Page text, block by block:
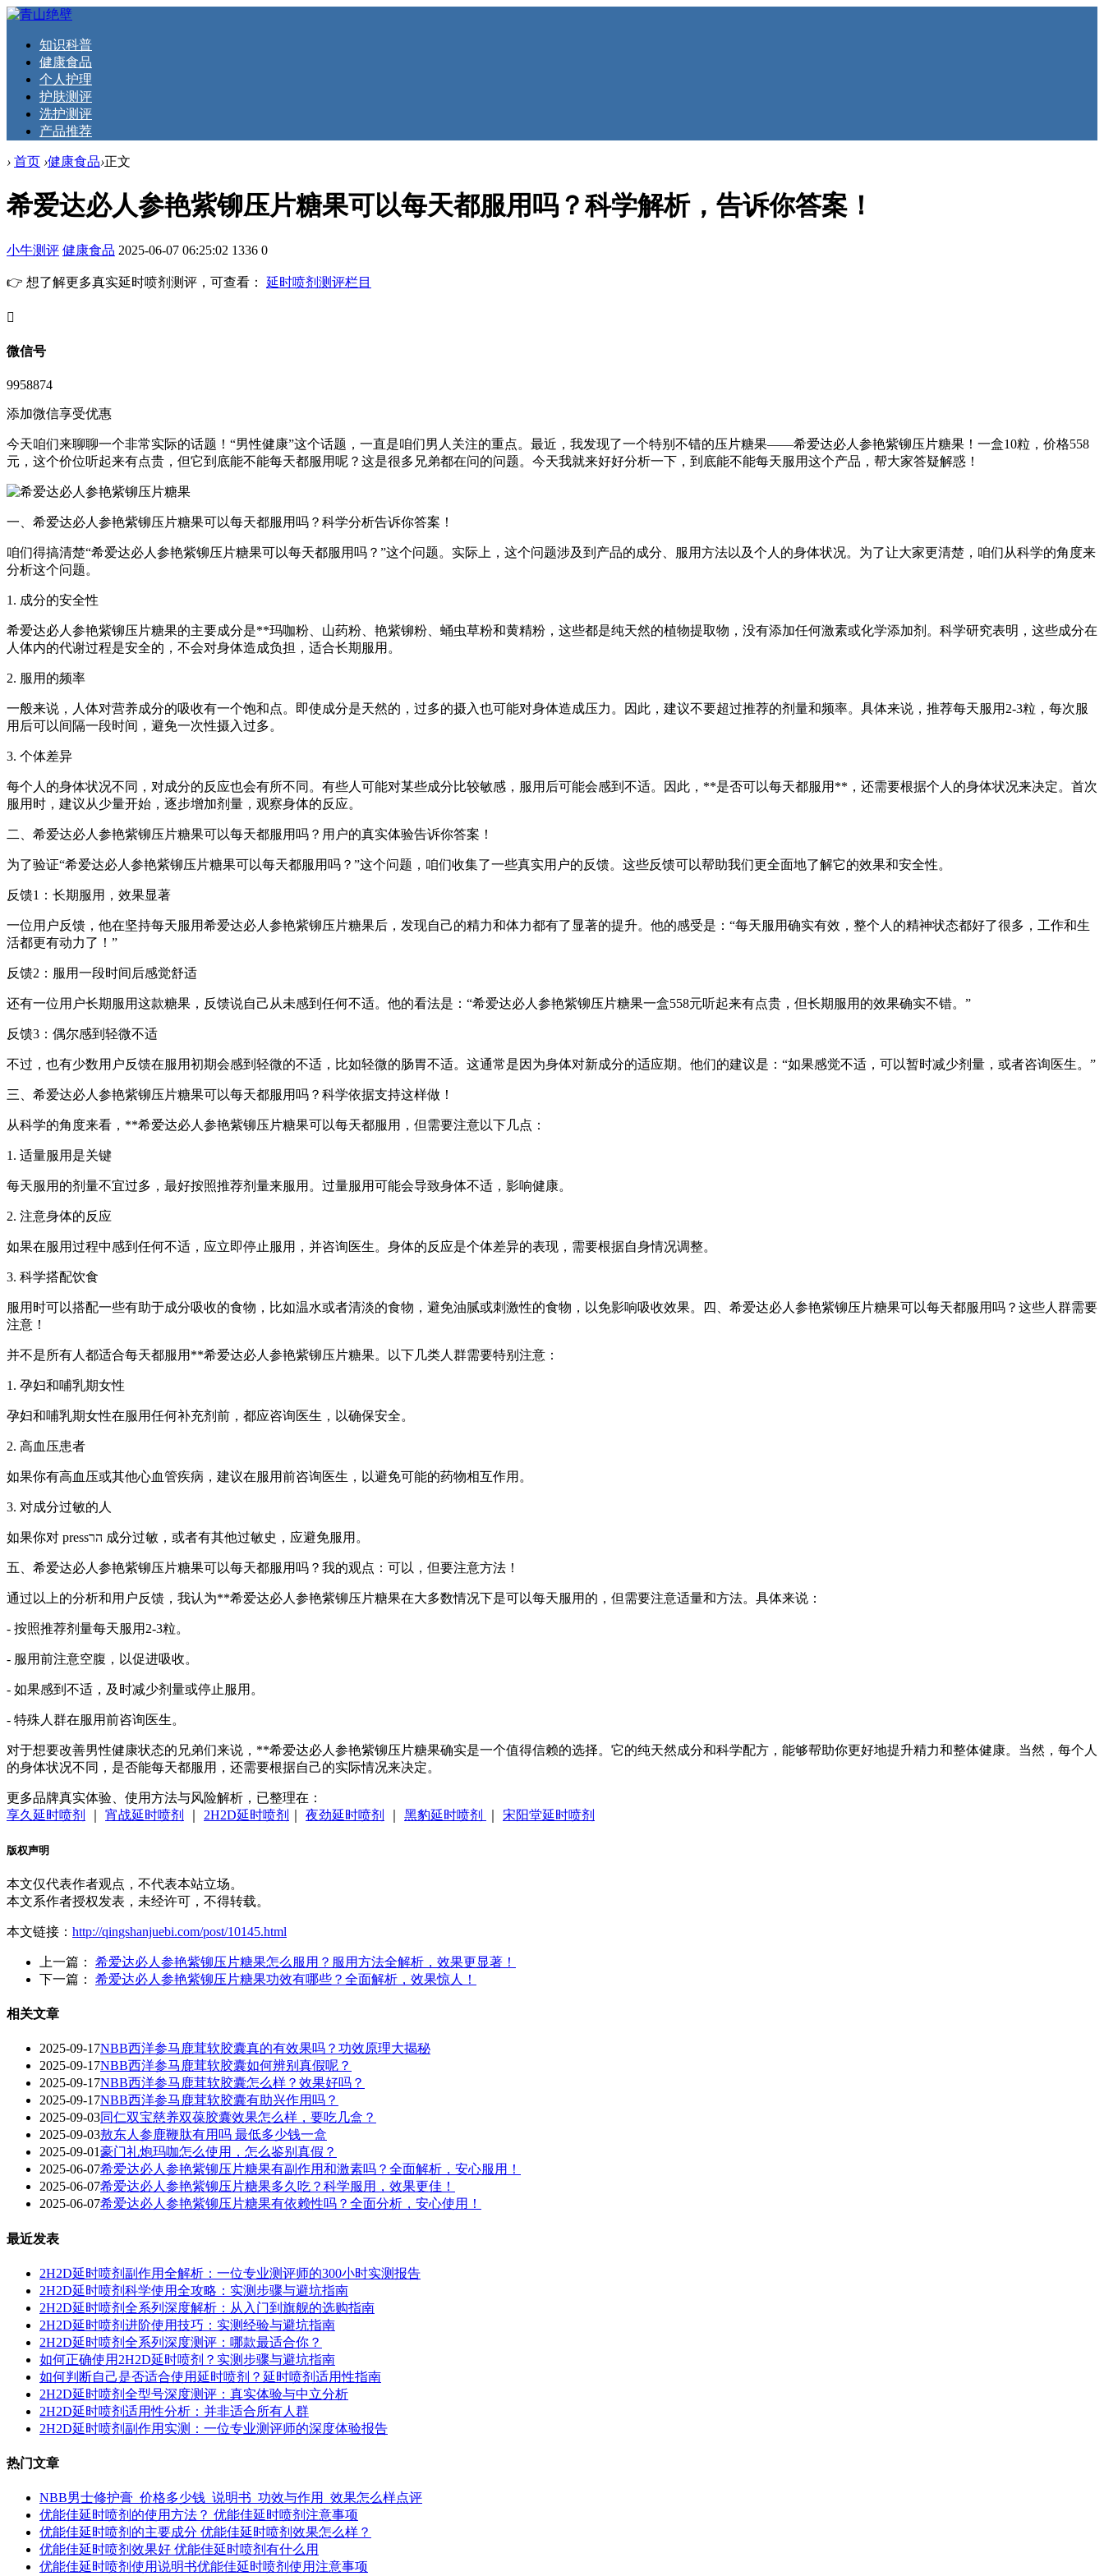
知识科普
健康食品
个人护理
护肤测评
洗护测评
产品推荐
› 首页 ›健康食品›正文
希爱达必人参艳紫铆压片糖果可以每天都服用吗？科学解析，告诉你答案！
小牛测评 健康食品 2025-06-07 06:25:02 1336 0
👉 想了解更多真实延时喷剂测评，可查看： 延时喷剂测评栏目
󦘖
微信号
9958874
添加微信享受优惠
今天咱们来聊聊一个非常实际的话题！“男性健康”这个话题，一直是咱们男人关注的重点。最近，我发现了一个特别不错的压片糖果——希爱达必人参艳紫铆压片糖果！一盒10粒，价格558
元，这个价位听起来有点贵，但它到底能不能每天都服用呢？这是很多兄弟都在问的问题。今天我就来好好分析一下，到底能不能每天服用这个产品，帮大家答疑解惑！
一、希爱达必人参艳紫铆压片糖果可以每天都服用吗？科学分析告诉你答案！
咱们得搞清楚“希爱达必人参艳紫铆压片糖果可以每天都服用吗？”这个问题。实际上，这个问题涉及到产品的成分、服用方法以及个人的身体状况。为了让大家更清楚，咱们从科学的角度来
分析这个问题。
1. 成分的安全性
希爱达必人参艳紫铆压片糖果的主要成分是**玛咖粉、山药粉、艳紫铆粉、蛹虫草粉和黄精粉，这些都是纯天然的植物提取物，没有添加任何激素或化学添加剂。科学研究表明，这些成分在
人体内的代谢过程是安全的，不会对身体造成负担，适合长期服用。
2. 服用的频率
一般来说，人体对营养成分的吸收有一个饱和点。即使成分是天然的，过多的摄入也可能对身体造成压力。因此，建议不要超过推荐的剂量和频率。具体来说，推荐每天服用2-3粒，每次服
用后可以间隔一段时间，避免一次性摄入过多。
3. 个体差异
每个人的身体状况不同，对成分的反应也会有所不同。有些人可能对某些成分比较敏感，服用后可能会感到不适。因此，**是否可以每天都服用**，还需要根据个人的身体状况来决定。首次
服用时，建议从少量开始，逐步增加剂量，观察身体的反应。
二、希爱达必人参艳紫铆压片糖果可以每天都服用吗？用户的真实体验告诉你答案！
为了验证“希爱达必人参艳紫铆压片糖果可以每天都服用吗？”这个问题，咱们收集了一些真实用户的反馈。这些反馈可以帮助我们更全面地了解它的效果和安全性。
反馈1：长期服用，效果显著
一位用户反馈，他在坚持每天服用希爱达必人参艳紫铆压片糖果后，发现自己的精力和体力都有了显著的提升。他的感受是：“每天服用确实有效，整个人的精神状态都好了很多，工作和生
活都更有动力了！”
反馈2：服用一段时间后感觉舒适
还有一位用户长期服用这款糖果，反馈说自己从未感到任何不适。他的看法是：“希爱达必人参艳紫铆压片糖果一盒558元听起来有点贵，但长期服用的效果确实不错。”
反馈3：偶尔感到轻微不适
不过，也有少数用户反馈在服用初期会感到轻微的不适，比如轻微的肠胃不适。这通常是因为身体对新成分的适应期。他们的建议是：“如果感觉不适，可以暂时减少剂量，或者咨询医生。”
三、希爱达必人参艳紫铆压片糖果可以每天都服用吗？科学依据支持这样做！
从科学的角度来看，**希爱达必人参艳紫铆压片糖果可以每天都服用，但需要注意以下几点：
1. 适量服用是关键
每天服用的剂量不宜过多，最好按照推荐剂量来服用。过量服用可能会导致身体不适，影响健康。
2. 注意身体的反应
如果在服用过程中感到任何不适，应立即停止服用，并咨询医生。身体的反应是个体差异的表现，需要根据自身情况调整。
3. 科学搭配饮食
服用时可以搭配一些有助于成分吸收的食物，比如温水或者清淡的食物，避免油腻或刺激性的食物，以免影响吸收效果。四、希爱达必人参艳紫铆压片糖果可以每天都服用吗？这些人群需要
注意！
并不是所有人都适合每天都服用**希爱达必人参艳紫铆压片糖果。以下几类人群需要特别注意：
1. 孕妇和哺乳期女性
孕妇和哺乳期女性在服用任何补充剂前，都应咨询医生，以确保安全。
2. 高血压患者
如果你有高血压或其他心血管疾病，建议在服用前咨询医生，以避免可能的药物相互作用。
3. 对成分过敏的人
如果你对 pressהר 成分过敏，或者有其他过敏史，应避免服用。
五、希爱达必人参艳紫铆压片糖果可以每天都服用吗？我的观点：可以，但要注意方法！
通过以上的分析和用户反馈，我认为**希爱达必人参艳紫铆压片糖果在大多数情况下是可以每天服用的，但需要注意适量和方法。具体来说：
- 按照推荐剂量每天服用2-3粒。
- 服用前注意空腹，以促进吸收。
- 如果感到不适，及时减少剂量或停止服用。
- 特殊人群在服用前咨询医生。
对于想要改善男性健康状态的兄弟们来说，**希爱达必人参艳紫铆压片糖果确实是一个值得信赖的选择。它的纯天然成分和科学配方，能够帮助你更好地提升精力和整体健康。当然，每个人
的身体状况不同，是否能每天都服用，还需要根据自己的实际情况来决定。
更多品牌真实体验、使用方法与风险解析，已整理在：
享久延时喷剂
宵战延时喷剂 2H2D延时喷剂 夜劲延时喷剂 黑豹延时喷剂 宋阳堂延时喷剂
版权声明
本文仅代表作者观点，不代表本站立场。
本文系作者授权发表，未经许可，不得转载。
本文链接： http://qingshanjuebi.com/post/10145.html
上一篇： 希爱达必人参艳紫铆压片糖果怎么服用？服用方法全解析，效果更显著！
下一篇： 希爱达必人参艳紫铆压片糖果功效有哪些？全面解析，效果惊人！
相关文章
2025-09-17NBB西洋参马鹿茸软胶囊真的有效果吗？功效原理大揭秘
2025-09-17NBB西洋参马鹿茸软胶囊如何辨别真假呢？
2025-09-17‌NBB西洋参马鹿茸软胶囊怎么样？效果好吗？‌
2025-09-17NBB西洋参马鹿茸软胶囊有助兴作用吗？
2025-09-03同仁双宝慈养双葆胶囊效果怎么样，要吃几盒？
2025-09-03敖东人参鹿鞭肽有用吗 最低多少钱一盒
2025-09-01豪门礼炮玛咖怎么使用，怎么鉴别真假？
2025-06-07希爱达必人参艳紫铆压片糖果有副作用和激素吗？全面解析，安心服用！
2025-06-07希爱达必人参艳紫铆压片糖果多久吃？科学服用，效果更佳！
2025-06-07希爱达必人参艳紫铆压片糖果有依赖性吗？全面分析，安心使用！
最近发表
2H2D延时喷剂副作用全解析：一位专业测评师的300小时实测报告
2H2D延时喷剂科学使用全攻略：实测步骤与避坑指南
2H2D延时喷剂全系列深度解析：从入门到旗舰的选购指南
2H2D延时喷剂进阶使用技巧：实测经验与避坑指南
2H2D延时喷剂全系列深度测评：哪款最适合你？
如何正确使用2H2D延时喷剂？实测步骤与避坑指南
如何判断自己是否适合使用延时喷剂？延时喷剂适用性指南
2H2D延时喷剂全型号深度测评：真实体验与中立分析
2H2D延时喷剂适用性分析：并非适合所有人群
2H2D延时喷剂副作用实测：一位专业测评师的深度体验报告
热门文章
NBB男士修护膏_价格多少钱_说明书_功效与作用_效果怎么样点评
优能佳延时喷剂的使用方法？ 优能佳延时喷剂注意事项
优能佳延时喷剂的主要成分 优能佳延时喷剂效果怎么样？
优能佳延时喷剂效果好 优能佳延时喷剂有什么用
优能佳延时喷剂使用说明书优能佳延时喷剂使用注意事项